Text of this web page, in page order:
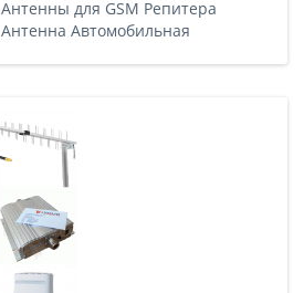
Антенны для GSM Репитера
Антенна Автомобильная